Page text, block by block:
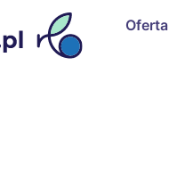
Oferta